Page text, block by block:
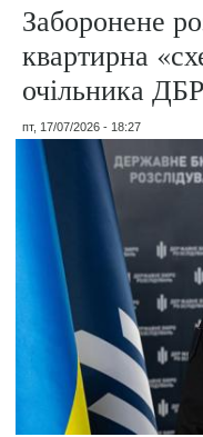
Заборонене
квартирна
очільника ДБР
пт, 17/07/2026 - 18:27